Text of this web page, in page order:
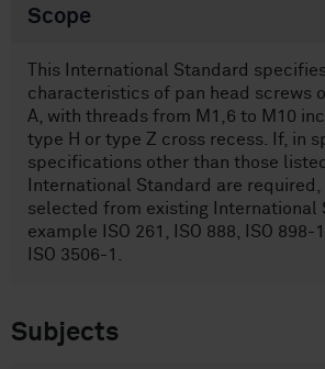
Scope
This International Standard
characteristics of pan head screws
A, with threads from M1,6 to M10
type H or type Z cross recess. If, in
specifications other than those
International Standard are required,
selected from existing International
example ISO 261, ISO 888, ISO 898-
ISO 3506-1.
Subjects